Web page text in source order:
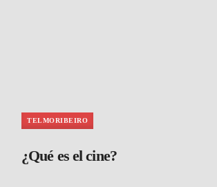
TELMORIBEIRO
¿Qué es el cine?